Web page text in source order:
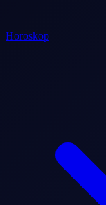
Horoskop